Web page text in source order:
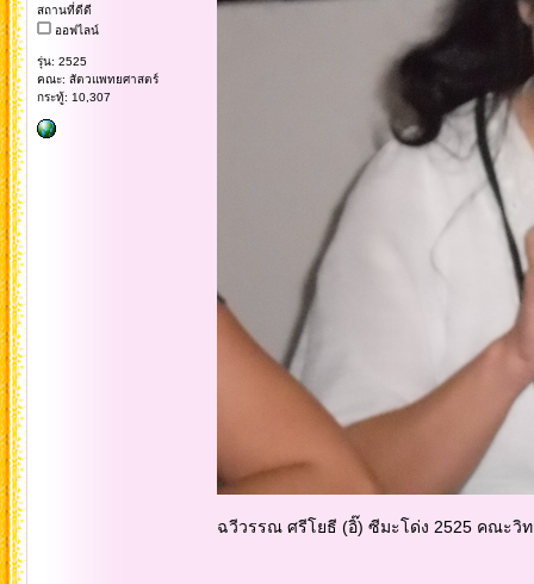
สถานที่ดีดี
ออฟไลน์
รุ่น: 2525
คณะ: สัตวแพทยศาสตร์
กระทู้: 10,307
ฉวีวรรณ ศรีโยธี (อิ๊) ซีมะโด่ง 2525 คณะวิ